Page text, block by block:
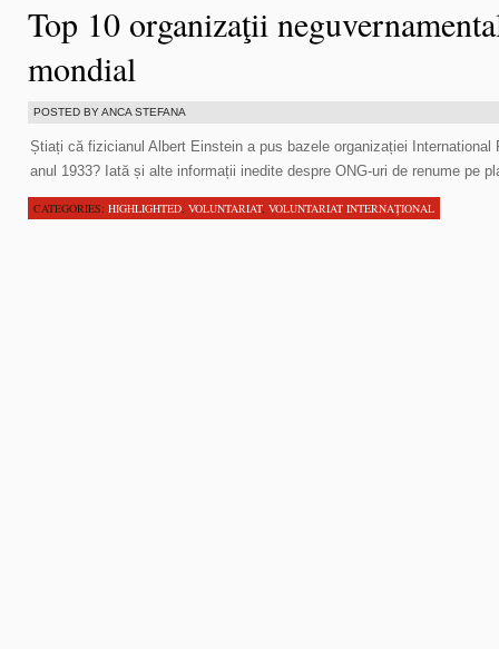
Top 10 organizaţii
mondial
POSTED BY ANCA STEFANA
Știați că fizicianul Albert Einstein a pus bazele organizației
anul 1933? Iată și alte informații inedite despre ONG-uri de renume pe
CATEGORIES: HIGHLIGHTED, VOLUNTARIAT, VOLUNTARIAT INTERNAŢIONAL